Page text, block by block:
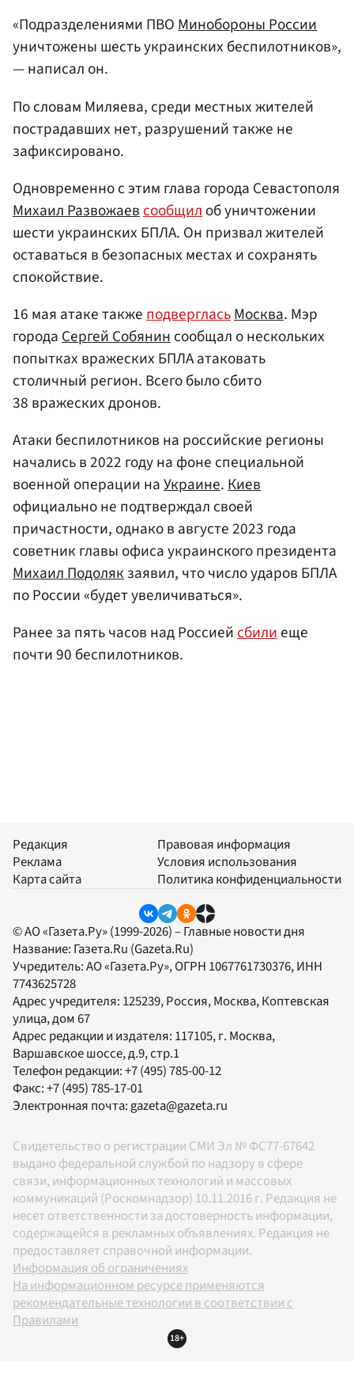
«Подразделениями ПВОМинобороны России
уничтожены шесть украинских беспилотников»,
— написал он.
По словам Миляева, среди местных жителей
пострадавших нет, разрушений также не
зафиксировано.
Одновременно с этим глава города Севастополя
Михаил Развожаевсообщилоб уничтожении
шести украинских БПЛА. Он призвал жителей
оставаться в безопасных местах и сохранять
спокойствие.
16 мая атаке такжеподвергласьМосква. Мэр
городаСергей Собянинсообщал о нескольких
попытках вражеских БПЛА атаковать
столичный регион. Всего было сбито
38 вражеских дронов.
Атаки беспилотников на российские регионы
начались в 2022 году на фоне специальной
военной операции наУкраине.Киев
официально не подтверждал своей
причастности, однако в августе 2023 года
советник главы офиса украинского президента
Михаил Подолякзаявил, что число ударов БПЛА
по России «будет увеличиваться».
Ранее за пять часов над Россиейсбилиеще
почти 90 беспилотников.
Редакция
Реклама
Карта сайта
Правовая информация
Условия использования
Политика конфиденциальности
© АО «Газета.Ру» (1999-2026) – Главные новости дня
Название: Газета.Ru (Gazeta.Ru)
Учредитель:АО «Газета.Ру», ОГРН 1067761730376, ИНН
7743625728
Адрес учредителя: 125239, Россия, Москва, Коптевская
улица, дом 67
Адрес редакции и издателя: 117105, г. Москва,
Варшавское шоссе, д.9, стр.1
Телефон редакции:+7 (495) 785-00-12
Факс:+7 (495) 785-17-01
Электронная почта: gazeta@gazeta.ru
Свидетельство о регистрации СМИ Эл № ФС77-67642
выдано федеральной службой по надзору в сфере
связи, информационных технологий и массовых
коммуникаций (Роскомнадзор) 10.11.2016 г. Редакция не
несет ответственности за достоверность информации,
содержащейся в рекламных объявлениях. Редакция не
предоставляет справочной информации.
Информация об ограничениях
На информационном ресурсе применяются
рекомендательные технологии в соответствии с
Правилами
18+